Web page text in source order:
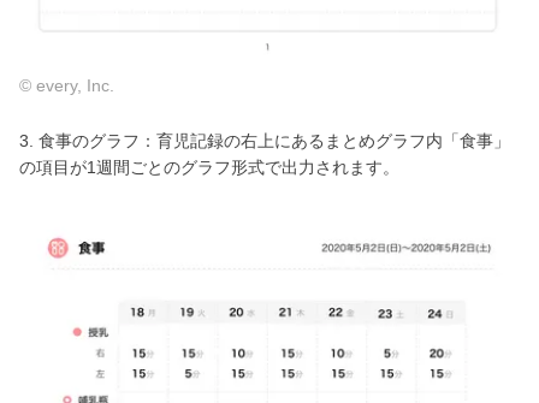
© every, Inc.
3. 食事のグラフ：育児記録の右上にあるまとめグラフ内「食事」
の項目が1週間ごとのグラフ形式で出力されます。